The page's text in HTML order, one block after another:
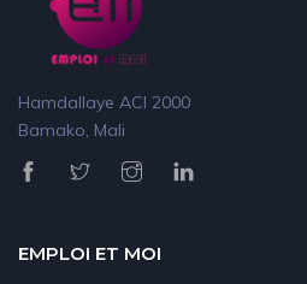
Hamdallaye ACI 2000
Bamako, Mali
EMPLOI ET MOI